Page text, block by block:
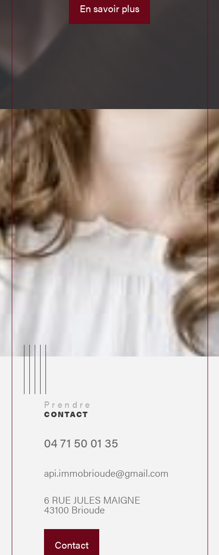
En savoir plus
Prendre
CONTACT
04 71 50 01 35
api.immobrioude@gmail.com
6 RUE JULES MAIGNE
43100 Brioude
Contact